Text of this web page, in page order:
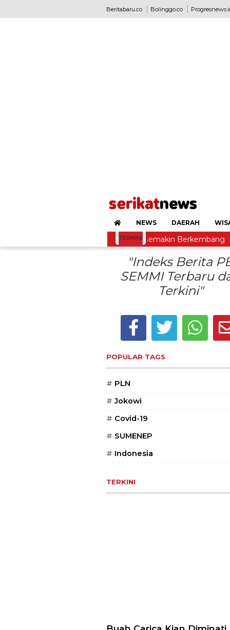
Beritabaru.co Bolinggo.co
NEWS DAERAH
TERKINI
Dorong Oleh-Oleh Khas Dieng Semakin Berkembang
"Indeks Berita
SEMMI Terbaru
Terkini"
POPULAR TAGS
# PLN
# Jokowi
# Covid-19
# SUMENEP
# Indonesia
TERKINI